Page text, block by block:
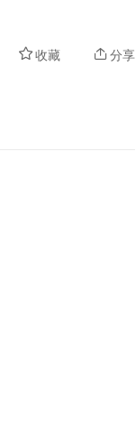
收藏 分享